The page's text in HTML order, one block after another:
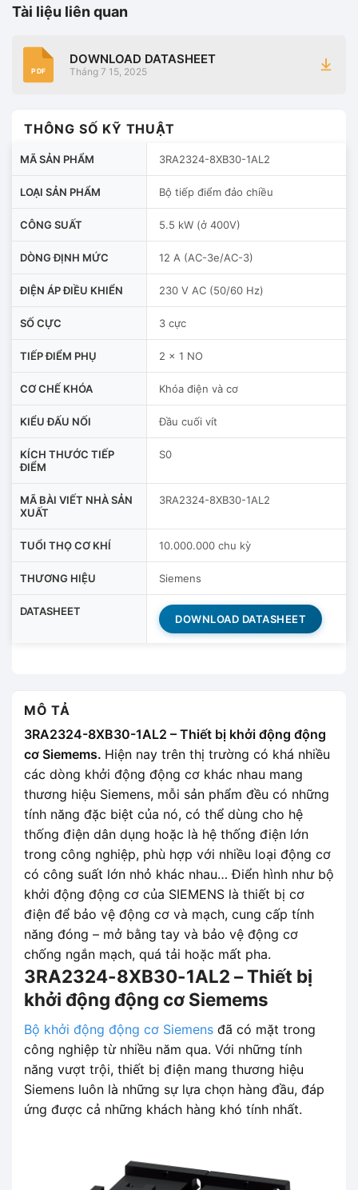
Tài liệu liên quan
PDF
DOWNLOAD DATASHEET
Tháng 7 15, 2025
THÔNG SỐ KỸ THUẬT
MÃ SẢN PHẨM 3RA2324-8XB30-1AL2
LOẠI SẢN PHẨM Bộ tiếp điểm đảo chiều
CÔNG SUẤT 5.5 kW (ở 400V)
DÒNG ĐỊNH MỨC 12 A (AC-3e/AC-3)
ĐIỆN ÁP ĐIỀU KHIỂN 230 V AC (50/60 Hz)
SỐ CỰC 3 cực
TIẾP ĐIỂM PHỤ 2 x 1 NO
CƠ CHẾ KHÓA Khóa điện và cơ
KIỂU ĐẤU NỐI Đầu cuối vít
KÍCH THƯỚC TIẾP
ĐIỂM
S0
MÃ BÀI VIẾT NHÀ SẢN
XUẤT
3RA2324-8XB30-1AL2
TUỔI THỌ CƠ KHÍ 10.000.000 chu kỳ
THƯƠNG HIỆU Siemens
DATASHEET
DOWNLOAD DATASHEET
MÔ TẢ
3RA2324-8XB30-1AL2 – Thiết bị khởi động động
cơ Siemems. Hiện nay trên thị trường có khá nhiều
các dòng khởi động động cơ khác nhau mang
thương hiệu Siemens, mỗi sản phẩm đều có những
tính năng đặc biệt của nó, có thể dùng cho hệ
thống điện dân dụng hoặc là hệ thống điện lớn
trong công nghiệp, phù hợp với nhiều loại động cơ
có công suất lớn nhỏ khác nhau… Điển hình như bộ
khởi động động cơ của SIEMENS là thiết bị cơ
điện để bảo vệ động cơ và mạch, cung cấp tính
năng đóng – mở bằng tay và bảo vệ động cơ
chống ngắn mạch, quá tải hoặc mất pha.
3RA2324-8XB30-1AL2 – Thiết bị
khởi động động cơ Siemems
Bộ khởi động động cơ Siemens đã có mặt trong
công nghiệp từ nhiều năm qua. Với những tính
năng vượt trội, thiết bị điện mang thương hiệu
Siemens luôn là những sự lựa chọn hàng đầu, đáp
ứng được cả những khách hàng khó tính nhất.